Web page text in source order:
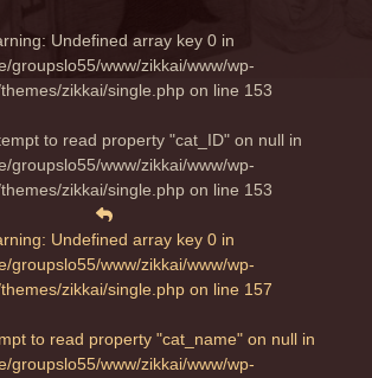
: Undefined array key 0 in
groupslo55/www/zikkai/www/wp-
zikkai/single.php on line 153
to read property "cat_ID" on null in
groupslo55/www/zikkai/www/wp-
zikkai/single.php on line 153
: Undefined array key 0 in
groupslo55/www/zikkai/www/wp-
zikkai/single.php on line 157
to read property "cat_name" on null in
groupslo55/www/zikkai/www/wp-